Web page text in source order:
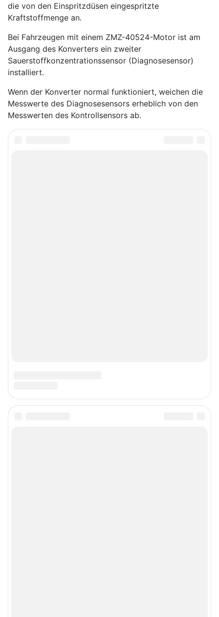
die von den Einspritzdüsen eingespritzte
Kraftstoffmenge an.
Bei Fahrzeugen mit einem ZMZ-40524-Motor ist am
Ausgang des Konverters ein zweiter
Sauerstoffkonzentrationssensor (Diagnosesensor)
installiert.
Wenn der Konverter normal funktioniert, weichen die
Messwerte des Diagnosesensors erheblich von den
Messwerten des Kontrollsensors ab.